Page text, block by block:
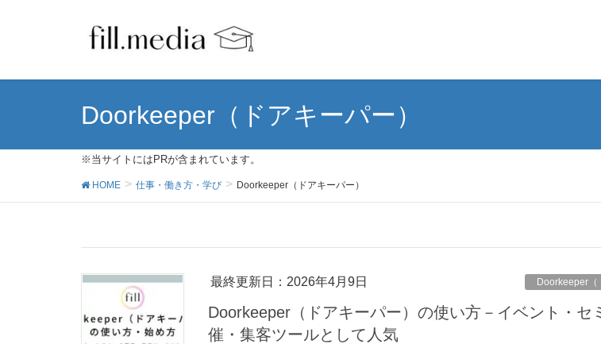
Doorkeeper（ドアキーパー）
※当サイトにはPRが含まれています。
HOME 仕事・働き方・学び Doorkeeper（ドアキーパー）
最終更新日：2026年4月9日 Doorkeeper（
Doorkeeper（ドアキーパー）の使い方－イベント・セ
催・集客ツールとして人気